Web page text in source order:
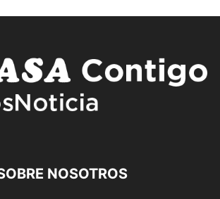
NOSOTROS